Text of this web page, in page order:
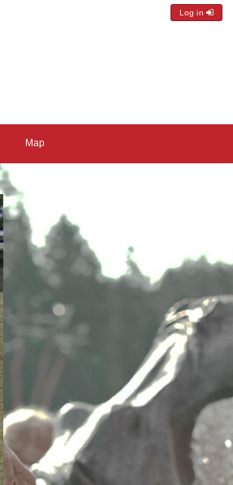
Log in
Map